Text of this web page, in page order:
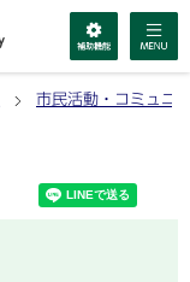
市民活動・コミュニテ